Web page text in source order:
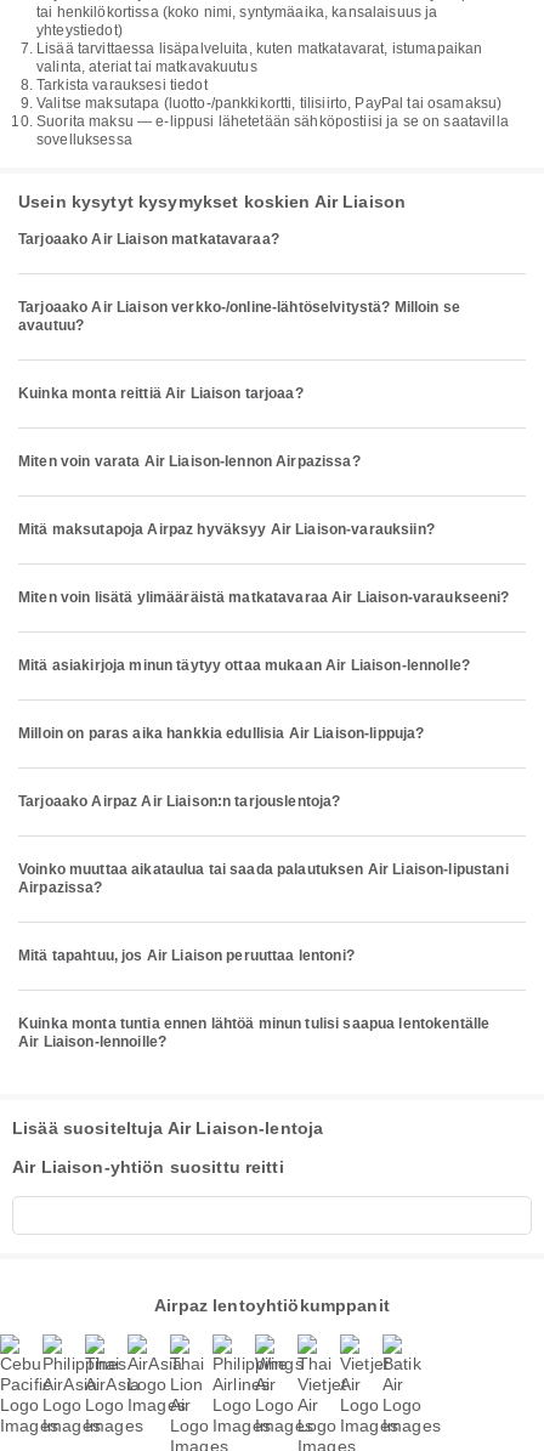
tai henkilökortissa (koko nimi, syntymäaika, kansalaisuus ja
yhteystiedot)
Lisää tarvittaessa lisäpalveluita, kuten matkatavarat, istumapaikan
valinta, ateriat tai matkavakuutus
Tarkista varauksesi tiedot
Valitse maksutapa (luotto-/pankkikortti, tilisiirto, PayPal tai osamaksu)
Suorita maksu — e-lippusi lähetetään sähköpostiisi ja se on saatavilla
sovelluksessa
Usein kysytyt kysymykset koskien Air Liaison
Tarjoaako Air Liaison matkatavaraa?
Tarjoaako Air Liaison verkko-/online-lähtöselvitystä? Milloin se
avautuu?
Kuinka monta reittiä Air Liaison tarjoaa?
Miten voin varata Air Liaison-lennon Airpazissa?
Mitä maksutapoja Airpaz hyväksyy Air Liaison-varauksiin?
Miten voin lisätä ylimääräistä matkatavaraa Air Liaison-varaukseeni?
Mitä asiakirjoja minun täytyy ottaa mukaan Air Liaison-lennolle?
Milloin on paras aika hankkia edullisia Air Liaison-lippuja?
Tarjoaako Airpaz Air Liaison:n tarjouslentoja?
Voinko muuttaa aikataulua tai saada palautuksen Air Liaison-lipustani
Airpazissa?
Mitä tapahtuu, jos Air Liaison peruuttaa lentoni?
Kuinka monta tuntia ennen lähtöä minun tulisi saapua lentokentälle
Air Liaison-lennoille?
Lisää suositeltuja Air Liaison-lentoja
Air Liaison-yhtiön suosittu reitti
Airpaz lentoyhtiökumppanit